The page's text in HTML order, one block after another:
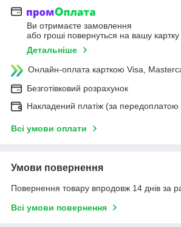
Ви отримаєте замовлення
або гроші повернуться на вашу картку
Детальніше
Онлайн-оплата карткою Visa,
Безготівковий розрахунок
Накладений платіж (за передоплатою
Всі умови оплати
Умови повернення
Повернення товару впродовж 14 днів за
Всі умови повернення